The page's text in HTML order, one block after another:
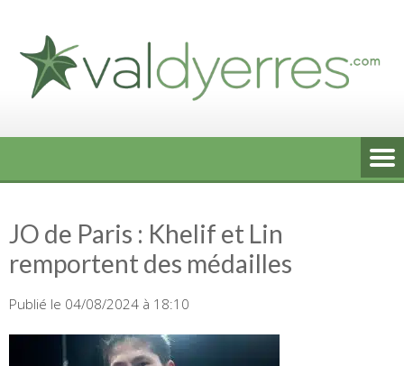
content
JO de Paris : Khelif et Lin
remportent des médailles
Publié le 04/08/2024 à 18:10